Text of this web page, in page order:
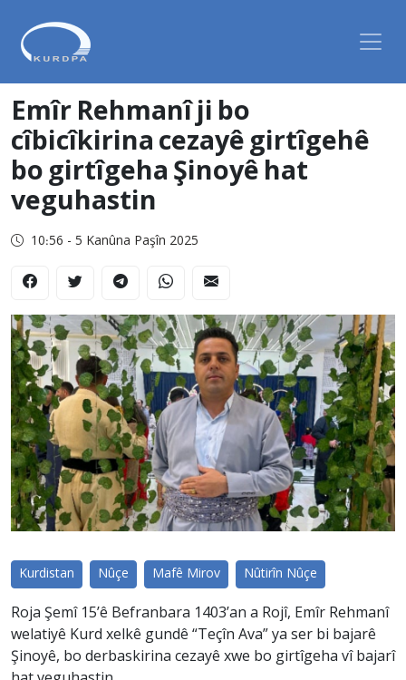
Emîr Rehmanî ji bo
cîbicîkirina cezayê girtîgehê
bo girtîgeha Şinoyê hat
veguhastin
10:56 - 5 Kanûna Paşîn 2025
Kurdistan Nûçe Mafê Mirov Nûtirîn Nûçe
Roja Şemî 15’ê Befranbara 1403’an a Rojî, Emîr Rehmanî
welatiyê Kurd xelkê gundê “Teçîn Ava” ya ser bi bajarê
Şinoyê, bo derbaskirina cezayê xwe bo girtîgeha vî bajarî